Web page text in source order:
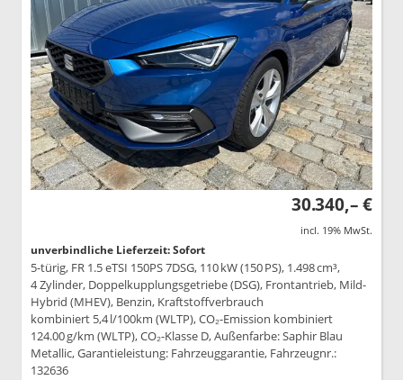
30.340,– €
incl. 19% MwSt.
unverbindliche Lieferzeit: Sofort
5-türig, FR 1.5 eTSI 150PS 7DSG, 110 kW (150 PS), 1.498 cm³,
4 Zylinder, Doppelkupplungsgetriebe (DSG), Frontantrieb, Mild-
Hybrid (MHEV), Benzin, Kraftstoffverbrauch
kombiniert 5,4 l/100km (WLTP), CO₂-Emission kombiniert
124.00 g/km (WLTP), CO₂-Klasse D, Außenfarbe: Saphir Blau
Metallic, Garantieleistung: Fahrzeuggarantie, Fahrzeugnr.:
132636